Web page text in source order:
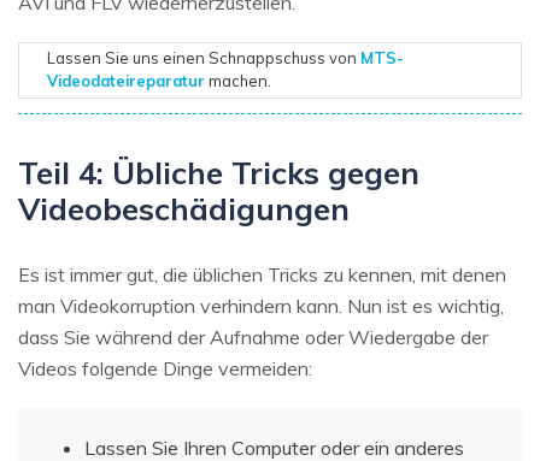
Lassen Sie uns einen Schnappschuss von MTS-
Videodateireparatur machen.
Teil 4: Übliche Tricks gegen
Videobeschädigungen
Es ist immer gut, die üblichen Tricks zu kennen, mit denen
man Videokorruption verhindern kann. Nun ist es wichtig,
dass Sie während der Aufnahme oder Wiedergabe der
Videos folgende Dinge vermeiden:
Lassen Sie Ihren Computer oder ein anderes